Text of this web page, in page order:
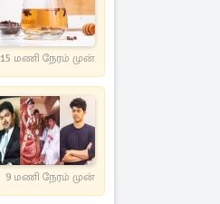
15 மணி நேரம் முன்
9 மணி நேரம் முன்